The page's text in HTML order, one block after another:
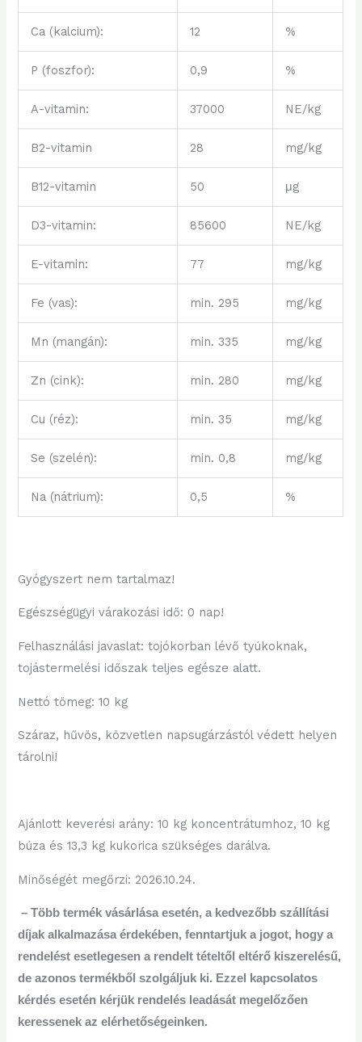
Ca (kalcium): 12 %
P (foszfor): 0,9 %
A-vitamin: 37000 NE/kg
B2-vitamin 28 mg/kg
B12-vitamin 50 μg
D3-vitamin: 85600 NE/kg
E-vitamin: 77 mg/kg
Fe (vas): min. 295 mg/kg
Mn (mangán): min. 335 mg/kg
Zn (cink): min. 280 mg/kg
Cu (réz): min. 35 mg/kg
Se (szelén): min. 0,8 mg/kg
Na (nátrium): 0,5 %
Gyógyszert nem tartalmaz!
Egészségügyi várakozási idő: 0 nap!
Felhasználási javaslat: tojókorban lévő tyúkoknak,
tojástermelési időszak teljes egésze alatt.
Nettó tömeg: 10 kg
Száraz, hűvös, közvetlen napsugárzástól védett helyen
tárolni!
Ajánlott keverési arány: 10 kg koncentrátumhoz, 10 kg
búza és 13,3 kg kukorica szükséges darálva.
Minőségét megőrzi: 2026.10.24.
– Több termék vásárlása esetén, a kedvezőbb szállítási
díjak alkalmazása érdekében, fenntartjuk a jogot, hogy a
rendelést esetlegesen a rendelt tételtől eltérő kiszerelésű,
de azonos termékből szolgáljuk ki. Ezzel kapcsolatos
kérdés esetén kérjük rendelés leadását megelőzően
keressenek az elérhetőségeinken.